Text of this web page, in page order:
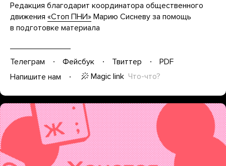
Редакция благодарит координатора общественного
движения «Стоп ПНИ» Марию Сисневу за помощь
в подготовке материала
Телеграм Фейсбук Твиттер
PDF
Напишите нам
Magic link Что-что?